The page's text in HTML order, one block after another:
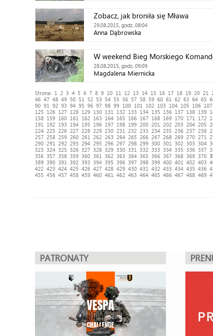
Zobacz, jak broniła się Mława
29.08.2015, godz. 08:04
Anna Dąbrowska
W weekend Bieg Morskiego
28.08.2015, godz. 09:09
Magdalena Miernicka
Strona: 1 2 3 4 5 6 7 8 9 10 11 12 13 14 15 16 17 18 19 20 21
46 47 48 49 50 51 52 53 54 55 56 57 58 59 60 61 62 63 64 65
90 91 92 93 94 95 96 97 98 99 100 101 102 103 104 105 106 107
125
126 127 128 129 130 131 132 133 134 135 136 137 138 139
158 159 160 161 162 163 164 165 166 167 168 169 170 171 172
191
192 193 194 195 196 197 198 199 200 201 202 203 204 205
224 225 226 227 228 229 230 231 232 233 234 235 236 237 238
257 258 259 260 261 262 263 264 265 266 267 268 269 270 271
290 291 292 293 294 295 296 297 298 299 300 301 302 303 304
323
324 325 326 327 328 329 330 331 332 333 334 335 336 337
356 357 358 359 360 361 362 363 364 365 366 367 368 369 370
389 390 391 392 393 394 395 396 397 398 399 400 401 402 403
422 423 424 425 426 427 428 429 430 431 432 433 434 435 436
455 456 457 458 459 460 461 462 463 464 465 466 467 468 469
PATRONATY